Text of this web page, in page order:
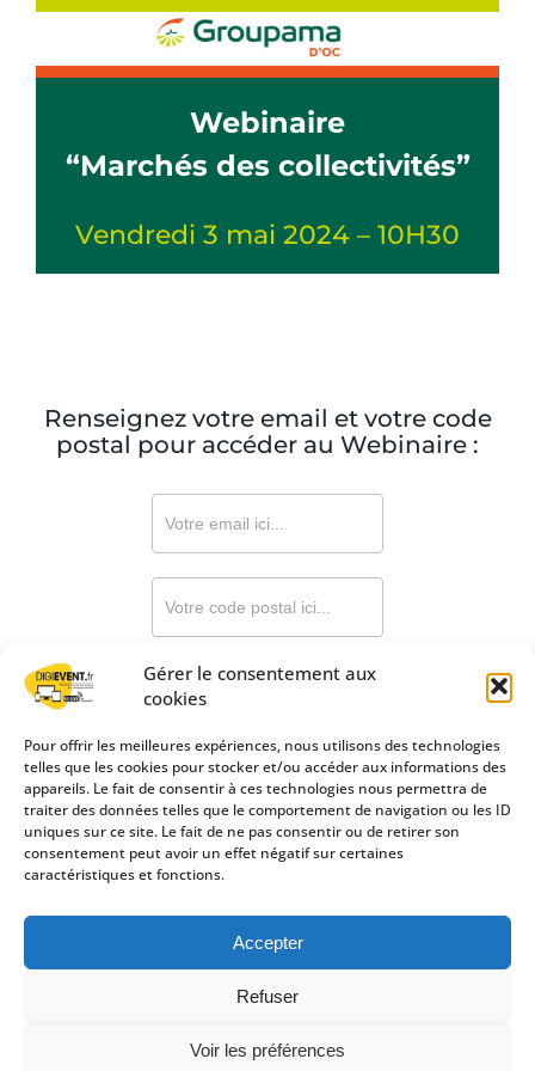
Gérer le consentement aux
cookies
Pour offrir les meilleures expériences, nous utilisons des technologies
telles que les cookies pour stocker et/ou accéder aux informations des
appareils. Le fait de consentir à ces technologies nous permettra de
traiter des données telles que le comportement de navigation ou les ID
uniques sur ce site. Le fait de ne pas consentir ou de retirer son
consentement peut avoir un effet négatif sur certaines
caractéristiques et fonctions.
Accepter
Refuser
Voir les préférences
Passer
contenu
Webinaire
“Marchés des collectivités”
Vendredi 3 mai 2024 – 10H30
Renseignez votre email et votre code
postal pour accéder au Webinaire :
05-
03-
gpma-
webinaire-
acces
Accédez au webinaire
Groupama d’Oc – Caisse Régionale d’Assurances Mutuelles
Agricoles d’Oc
Siège social : 14 rue de Vidailhan – CS 93105 – 31131 Balma Cedex |
391 851 557 R.C.S. Toulouse.
Entreprise régie par le code des assurances et soumise à l’Autorité
de Contrôle Prudentiel et de Résolution (ACPR), 4 place de Budapest,